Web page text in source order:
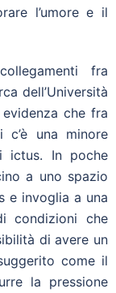
l’umore e il
fra
dell’Università
che fra
una minore
ictus. In poche
a uno spazio
e invoglia a una
condizioni che
di avere un
come il
la pressione